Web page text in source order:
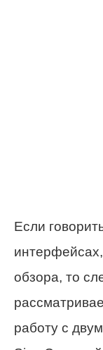
Если
обзора, то
работу с